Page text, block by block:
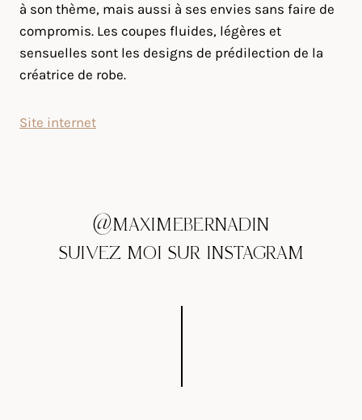
à son thème, mais aussi à ses envies sans faire de
compromis. Les coupes fluides, légères et
sensuelles sont les designs de prédilection de la
créatrice de robe.
Site internet
@MAXIMEBERNADIN
SUIVEZ MOI SUR INSTAGRAM